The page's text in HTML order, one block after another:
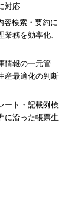
対応
容検索・要約に
務を効率化、
情報の一元管
産最適化の判断
ート・記載例検
に沿った帳票生